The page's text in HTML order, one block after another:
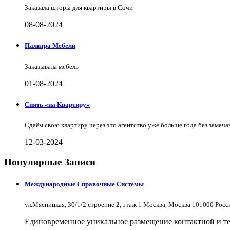
Заказала шторы для квартиры в Сочи
08-08-2024
Палитра Мебели
Заказывала мебель
01-08-2024
Снять «на Квартиру»
Сдаём свою квартиру через это агентство уже больше года без
12-03-2024
Популярные Записи
Международные Справочные Системы
ул.Мясницкая, 30/1/2 строение 2, этаж 1 Москва, Москва 101000
Единовременное уникальное размещение контактной и